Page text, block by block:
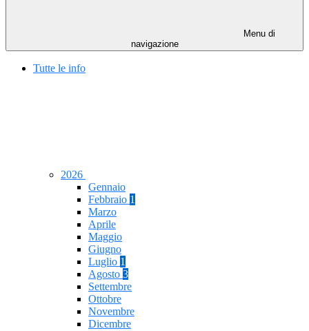
Menu di
navigazione
Tutte le info
2026
Gennaio
Febbraio 1
Marzo
Aprile
Maggio
Giugno
Luglio 1
Agosto 3
Settembre
Ottobre
Novembre
Dicembre